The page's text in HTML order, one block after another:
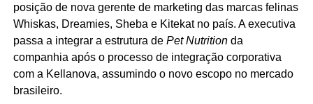
posição de nova gerente de marketing das marcas felinas
Whiskas, Dreamies, Sheba e Kitekat no país. A executiva
passa a integrar a estrutura de Pet Nutritionda
companhia após o processo de integração corporativa
com a Kellanova, assumindo o novo escopo no mercado
brasileiro.